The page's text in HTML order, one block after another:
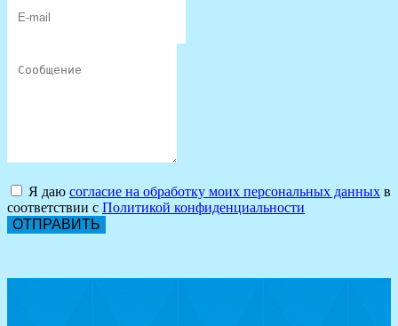
Я даю согласие на обработку моих персональных данных в
соответствии с Политикой конфиденциальности
ОТПРАВИТЬ